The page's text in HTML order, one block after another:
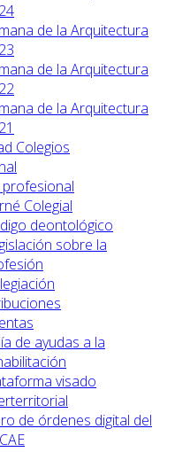
de la Arquitectura
de la Arquitectura
de la Arquitectura
Colegios
profesional
Colegial
deontológico
sobre la
de ayudas a la
visado
de órdenes digital del